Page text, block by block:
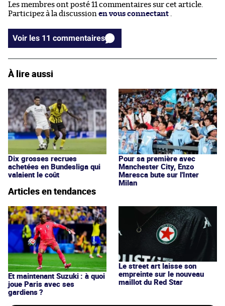
Les membres ont posté 11 commentaires sur cet article.
Participez à la discussion en vous connectant
Voir les 11 commentaires
À lire aussi
Dix grosses recrues
achetées en Bundesliga qui
valaient le coût
Pour sa première avec
Manchester City, Enzo
Maresca bute sur l'Inter
Milan
Articles en tendances
Et maintenant Suzuki : à quoi
joue Paris avec ses
gardiens ?
Le street art laisse son
empreinte sur le nouveau
maillot du Red Star